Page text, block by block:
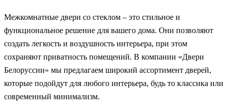
Межкомнатные двери со стеклом – это стильное и
функциональное решение для вашего дома. Они позволяют
создать легкость и воздушность интерьера, при этом
сохраняют приватность помещений. В компании «Двери
Белоруссии» мы предлагаем широкий ассортимент дверей,
которые подойдут для любого интерьера, будь то классика или
современный минимализм.